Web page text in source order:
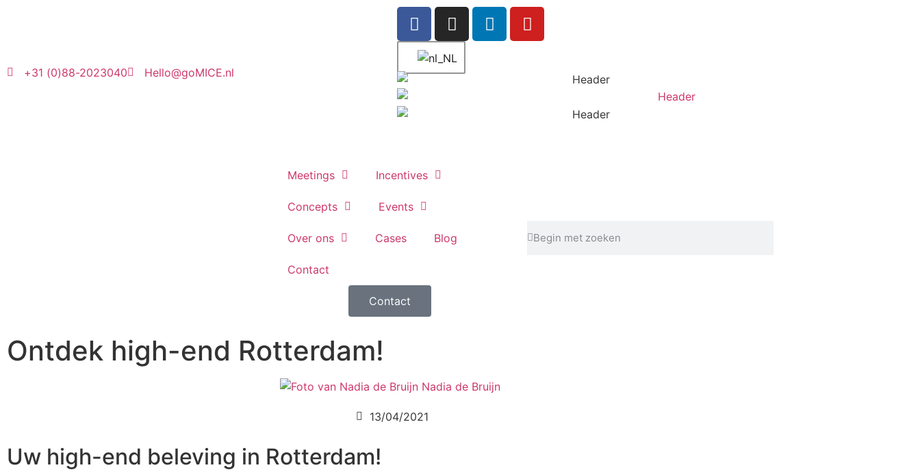
+31 (0)88-2023040 Hello@goMICE.nl
Meetings Incentives
Concepts Events
Over ons Cases Blog
Contact
Contact
Ontdek high-end Rotterdam!
Nadia de Bruijn
13/04/2021
Uw high-end beleving in Rotterdam!